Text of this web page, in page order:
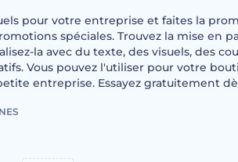
pour votre entreprise et faites la
spéciales. Trouvez la mise en
la avec du texte, des visuels, des
Vous pouvez l'utiliser pour votre
entreprise. Essayez gratuitement